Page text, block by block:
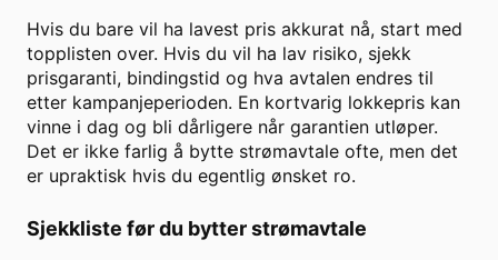
Hvis du bare vil ha lavest pris akkurat nå, start med
topplisten over. Hvis du vil ha lav risiko, sjekk
prisgaranti, bindingstid og hva avtalen endres til
etter kampanjeperioden. En kortvarig lokkepris kan
vinne i dag og bli dårligere når garantien utløper.
Det er ikke farlig å bytte strømavtale ofte, men det
er upraktisk hvis du egentlig ønsket ro.
Sjekkliste før du bytter strømavtale